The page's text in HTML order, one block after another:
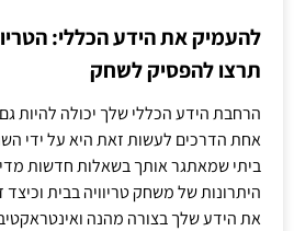
להעמיק את הידע הכללי:
תרצו להפסיק לשחק
הרחבת הידע הכללי שלך יכולה להיות
אחת הדרכים לעשות זאת היא על ידי
ביתי שמאתגר אותך בשאלות חדשות
היתרונות של משחק טריוויה בבית
את הידע שלך בצורה מהנה